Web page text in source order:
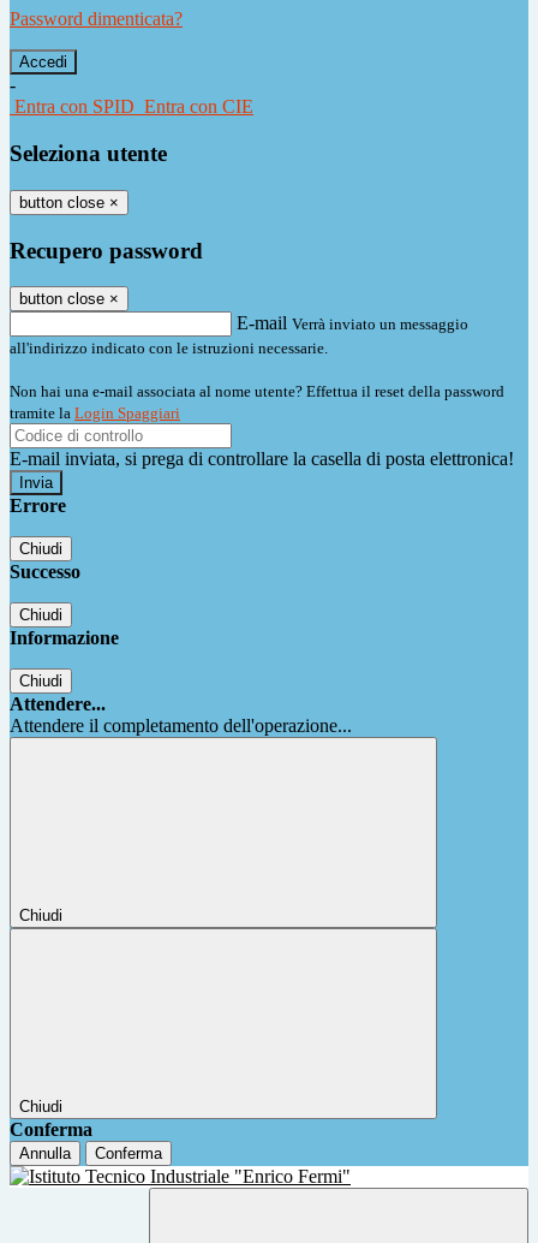
Password dimenticata?
-
Entra con SPID Entra con CIE
Seleziona utente
button close ×
Recupero password
button close ×
E-mail Verrà inviato un messaggio
all'indirizzo indicato con le istruzioni necessarie.
Non hai una e-mail associata al nome utente? Effettua il reset della password
tramite la Login Spaggiari
E-mail inviata, si prega di controllare la casella di posta elettronica!
Errore
Chiudi
Successo
Chiudi
Informazione
Chiudi
Attendere...
Attendere il completamento dell'operazione...
Chiudi
Chiudi
Conferma
Annulla Conferma